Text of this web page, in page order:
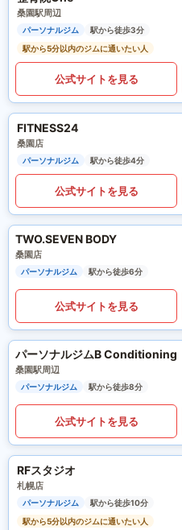
桑園駅周辺
パーソナルジム
駅から徒歩3分
駅から5分以内のジムに通いたい人
公式サイトを見る
FITNESS24
桑園店
パーソナルジム 駅から徒歩4分
公式サイトを見る
TWO.SEVEN BODY
桑園店
パーソナルジム 駅から徒歩6分
公式サイトを見る
パーソナルジムB Conditioning
桑園駅周辺
パーソナルジム 駅から徒歩8分
公式サイトを見る
RFスタジオ
札幌店
パーソナルジム
駅から徒歩10分
駅から5分以内のジムに通いたい人